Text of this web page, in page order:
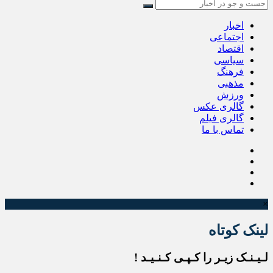
اخبار
اجتماعی
اقتصاد
سیاسی
فرهنگ
مذهبی
ورزش
گالری عکس
گالری فیلم
تماس با ما
×
لینک کوتاه
لـیـنـک زیـر را کـپـی کـنـیـد !